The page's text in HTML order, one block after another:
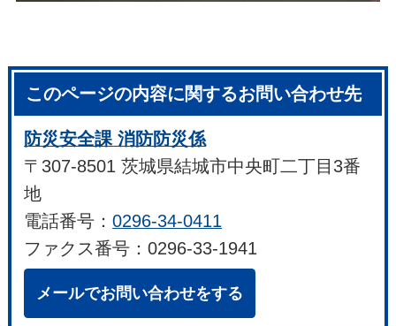
このページの内容に関するお問い合わせ先
防災安全課 消防防災係
〒307-8501 茨城県結城市中央町二丁目3番
地
電話番号：0296-34-0411
ファクス番号：0296-33-1941
メールでお問い合わせをする